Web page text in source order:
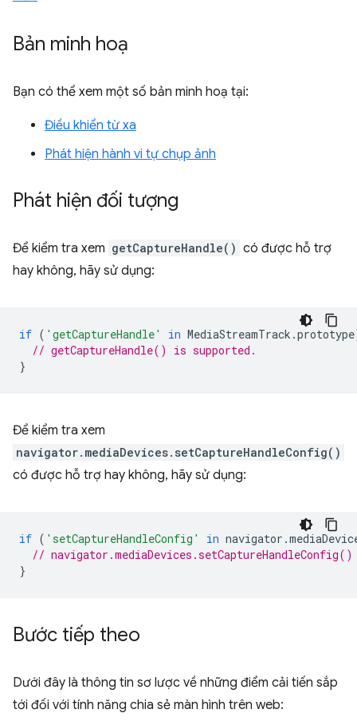
Bản minh hoạ
Bạn có thể xem một số bản minh hoạ tại:
Điều khiển từ xa
Phát hiện hành vi tự chụp ảnh
Phát hiện đối tượng
Để kiểm tra xem getCaptureHandle() có được hỗ trợ
hay không, hãy sử dụng:
if ( 'getCaptureHandle' in MediaStreamTrack .prototype
// getCaptureHandle() is supported.
}
Để kiểm tra xem
navigator.mediaDevices.setCaptureHandleConfig()
có được hỗ trợ hay không, hãy sử dụng:
if ( 'setCaptureHandleConfig' in navigator .
//
}
Bước tiếp theo
Dưới đây là thông tin sơ lược về những điểm cải tiến sắp
tới đối với tính năng chia sẻ màn hình trên web: